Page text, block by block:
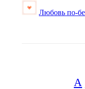
Любовь по-
А